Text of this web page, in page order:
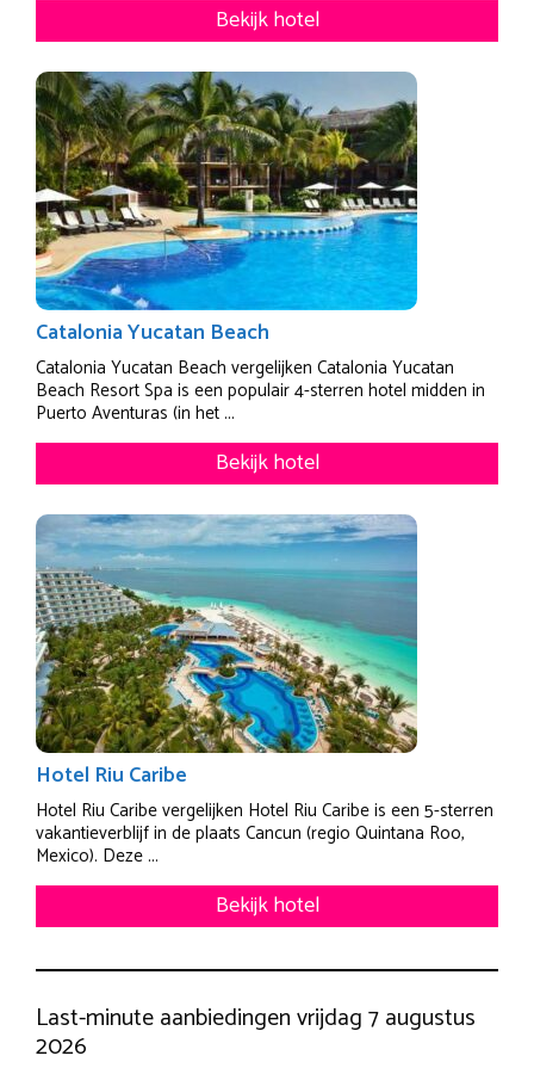
Bekijk hotel
Catalonia Yucatan Beach
Catalonia Yucatan Beach vergelijken Catalonia Yucatan
Beach Resort Spa is een populair 4-sterren hotel midden in
Puerto Aventuras (in het ...
Bekijk hotel
Hotel Riu Caribe
Hotel Riu Caribe vergelijken Hotel Riu Caribe is een 5-sterren
vakantieverblijf in de plaats Cancun (regio Quintana Roo,
Mexico). Deze ...
Bekijk hotel
Last-minute aanbiedingen vrijdag 7 augustus
2026